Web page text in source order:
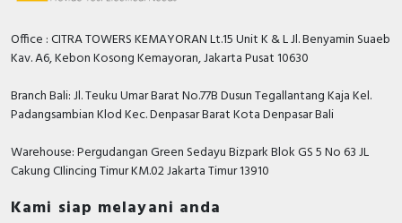
Office : CITRA TOWERS KEMAYORAN Lt.15 Unit K & L Jl. Benyamin Suaeb
Kav. A6, Kebon Kosong Kemayoran, Jakarta Pusat 10630
Branch Bali: Jl. Teuku Umar Barat No.77B Dusun Tegallantang Kaja Kel.
Padangsambian Klod Kec. Denpasar Barat Kota Denpasar Bali
Warehouse: Pergudangan Green Sedayu Bizpark Blok GS 5 No 63 JL
Cakung CIlincing Timur KM.02 Jakarta Timur 13910
Kami siap melayani anda